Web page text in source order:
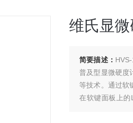
维氏显
简要描述：
普及型显微硬度
等技术。通过软
在软键面板上的